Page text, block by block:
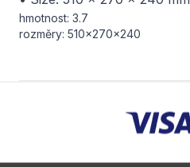
hmotnost: 3.7
rozměry: 510×270×240